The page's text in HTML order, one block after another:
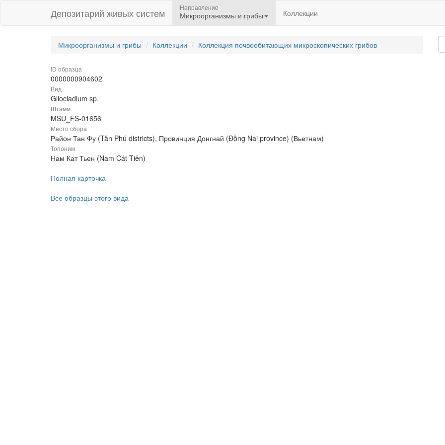
Депозитарий живых систем Направление
Микроорганизмы и грибы Коллекции
Микроорганизмы и грибы Коллекции Коллекция почвообитающих микроскопических грибов
ID образца
0000000904602
Вид
Gliocladium sp.
Штамм
MSU_FS-01656
Место сбора
Район Тан Фу (Tân Phú districts), Провинция Донгнай (Đồng Nai province) (Вьетнам)
Топоним
Нам Кат Тьен (Nam Cát Tiên)
Полная карточка
Все образцы этого вида